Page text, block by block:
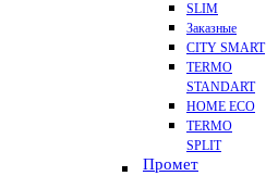
SLIM
Заказные
CITY SMART
TERMO
STANDART
HOME ECO
ТЕRМО
SPLIT
Промет